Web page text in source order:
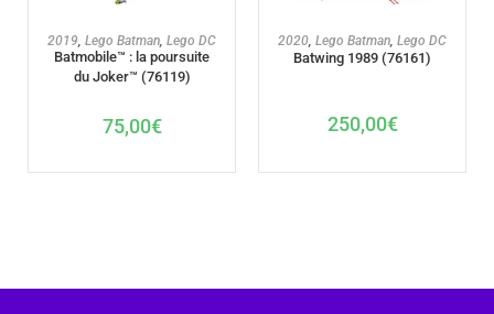
AJOUTER AU PANIER
2019, Lego Batman, Lego DC
Batmobile™ : la poursuite
du Joker™ (76119)
75,00€
AJOUTER AU PANIER
2020, Lego Batman, Lego DC
Batwing 1989 (76161)
250,00€